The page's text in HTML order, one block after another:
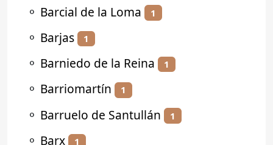
⚬ Barcial de la Loma 1
⚬ Barjas 1
⚬ Barniedo de la Reina 1
⚬ Barriomartín 1
⚬ Barruelo de Santullán 1
⚬ Barx 1